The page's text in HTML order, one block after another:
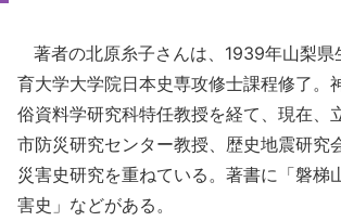
著者の北原糸子さんは、1939年山梨県
育大学大学院日本史専攻修士課程修了。
俗資料学研究科特任教授を経て、現在、
市防災研究センター教授、歴史地震研究
災害史研究を重ねている。著書に「磐梯
害史」などがある。